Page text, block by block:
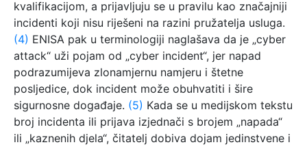
kvalifikacijom, a prijavljuju se u pravilu kao značajniji
incidenti koji nisu riješeni na razini pružatelja usluga.
(4) ENISA pak u terminologiji naglašava da je „cyber
attack“ uži pojam od „cyber incident“, jer napad
podrazumijeva zlonamjernu namjeru i štetne
posljedice, dok incident može obuhvatiti i šire
sigurnosne događaje. (5) Kada se u medijskom tekstu
broj incidenta ili prijava izjednači s brojem „napada“
ili „kaznenih djela“, čitatelj dobiva dojam jedinstvene i